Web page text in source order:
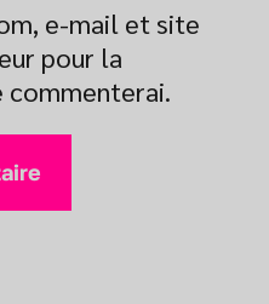
e-mail et site
pour la
commenterai.